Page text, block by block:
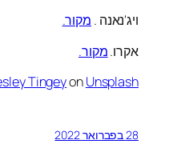
ויג'נאנה . מקור.
אקרו.מקור.
TingeyonUnsplash
28 בפברואר 2022